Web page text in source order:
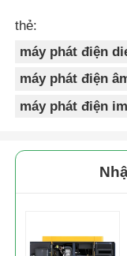
thẻ:
máy phát điện
máy phát điện
máy phát điện